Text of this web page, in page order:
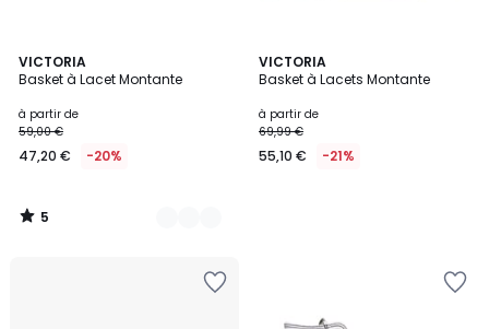
VICTORIA
Basket à Lacet Montante
à partir de
59,00 €
47,20 € -20%
5
/
5
Couleurs
5
/
VICTORIA
Basket à Lacets Montante
à partir de
69,99 €
55,10 € -21%